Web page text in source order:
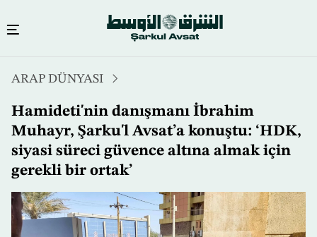
atla
ARAP DÜNYASI
Hamideti'nin danışmanı İbrahim
Muhayr, Şarku'l Avsat’a konuştu: ‘HDK,
siyasi süreci güvence altına almak için
gerekli bir ortak’